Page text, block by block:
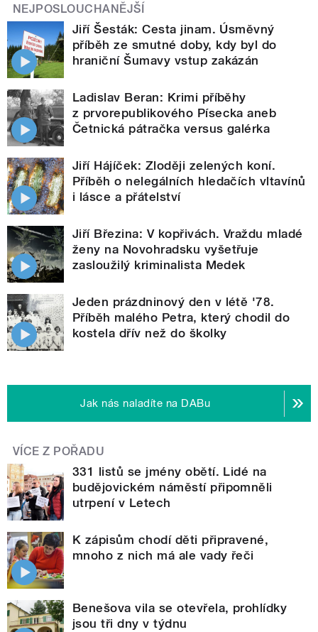
NEJPOSLOUCHANĚJŠÍ
Jiří Šesták: Cesta jinam. Úsměvný
příběh ze smutné doby, kdy byl do
hraniční Šumavy vstup zakázán
Ladislav Beran: Krimi příběhy
z prvorepublikového Písecka aneb
Četnická pátračka versus galérka
Jiří Hájíček: Zloději zelených koní.
Příběh o nelegálních hledačích vltavínů
i lásce a přátelství
Jiří Březina: V kopřivách. Vraždu mladé
ženy na Novohradsku vyšetřuje
zasloužilý kriminalista Medek
Jeden prázdninový den v létě '78.
Příběh malého Petra, který chodil do
kostela dřív než do školky
Jak nás naladíte na DABu
VÍCE Z POŘADU
331 listů se jmény obětí. Lidé na
budějovickém náměstí připomněli
utrpení v Letech
K zápisům chodí děti připravené,
mnoho z nich má ale vady řeči
Benešova vila se otevřela, prohlídky
jsou tři dny v týdnu